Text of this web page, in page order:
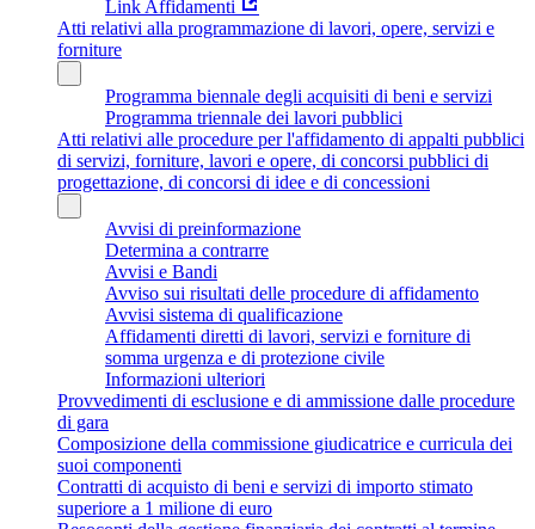
Link Affidamenti
Atti relativi alla programmazione di lavori, opere, servizi e
forniture
Programma biennale degli acquisiti di beni e servizi
Programma triennale dei lavori pubblici
Atti relativi alle procedure per l'affidamento di appalti pubblici
di servizi, forniture, lavori e opere, di concorsi pubblici di
progettazione, di concorsi di idee e di concessioni
Avvisi di preinformazione
Determina a contrarre
Avvisi e Bandi
Avviso sui risultati delle procedure di affidamento
Avvisi sistema di qualificazione
Affidamenti diretti di lavori, servizi e forniture di
somma urgenza e di protezione civile
Informazioni ulteriori
Provvedimenti di esclusione e di ammissione dalle procedure
di gara
Composizione della commissione giudicatrice e curricula dei
suoi componenti
Contratti di acquisto di beni e servizi di importo stimato
superiore a 1 milione di euro